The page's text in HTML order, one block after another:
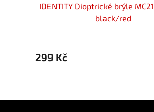
IDENTITY Dioptrické brýle
black/red
299 Kč